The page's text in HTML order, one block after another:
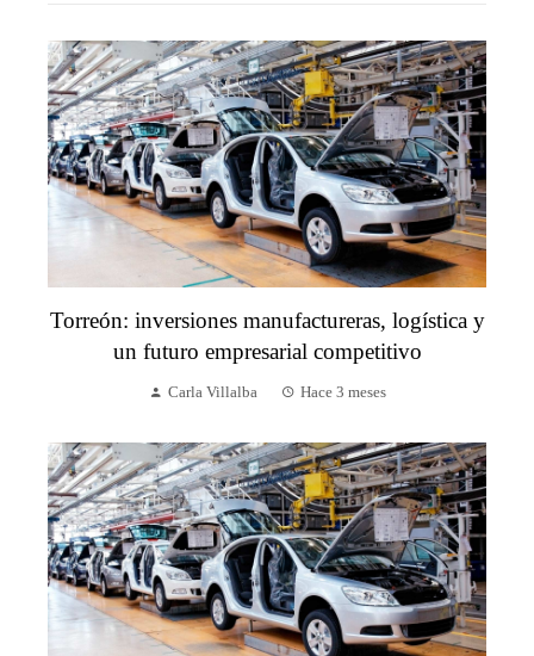
Torreón: inversiones manufactureras, logística y
un futuro empresarial competitivo
Carla Villalba Hace 3 meses